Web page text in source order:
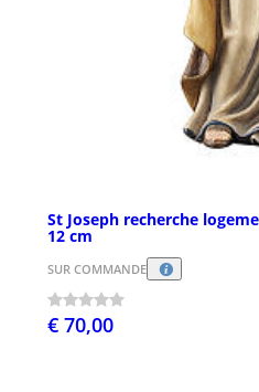
St Joseph recherche
12 cm
SUR COMMANDE
€ 70,00